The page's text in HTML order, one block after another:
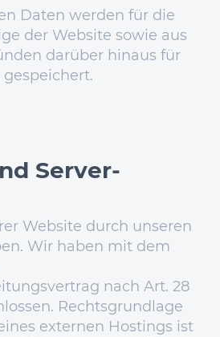
Daten werden für die
der Website sowie aus
darüber hinaus für
Server-
Website durch unseren
Wir haben mit dem
nach Art. 28
Rechtsgrundlage
externen Hostings ist